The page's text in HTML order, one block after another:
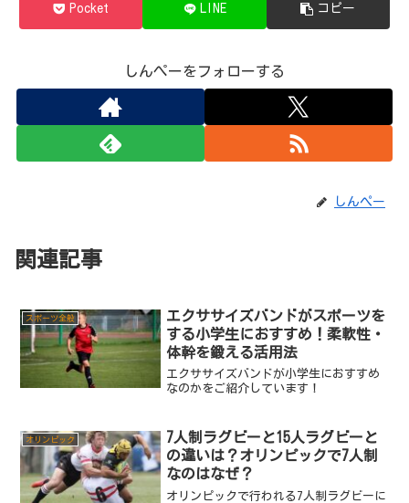
Pocket LINE コピー
しんぺーをフォローする
しんぺー
関連記事
スポーツ全般
エクササイズバンドがスポーツを
する小学生におすすめ！柔軟性・
体幹を鍛える活用法
エクササイズバンドが小学生におすすめ
なのかをご紹介しています！
オリンピック
7人制ラグビーと15人ラグビーと
の違いは？オリンピックで7人制
なのはなぜ？
オリンピックで行われる7人制ラグビーに